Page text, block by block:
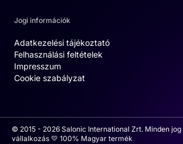
Jogi információk
Adatkezelési tájékoztató
Felhasználási feltételek
Impresszum
Cookie szabályzat
© 2015 - 2026 Salonic International Zrt. Minden
vállalkozás 💛 100% Magyar termék